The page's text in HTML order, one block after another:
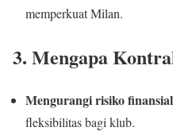
memperkuat Milan.
3. Mengapa
Mengurangi risiko finansial
fleksibilitas bagi klub.